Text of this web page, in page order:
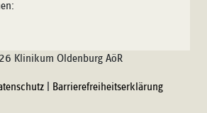
Klinikum Oldenburg AöR
| Barrierefreiheitserklärung